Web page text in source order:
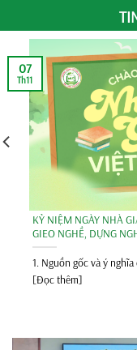
KỶ NIỆM NGÀY NHÀ
GIEO NGHỀ, DỰNG
1. Nguồn gốc và ý
[Đọc thêm]
07
Th11